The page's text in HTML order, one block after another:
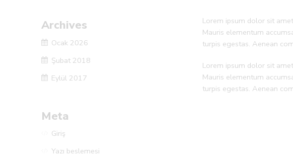
Lorem ipsum dolor sit
Mauris elementum
turpis egestas. Aenean
Lorem ipsum dolor sit
Mauris elementum
turpis egestas. Aenean
Archives
Ocak 2026
Şubat 2018
Eylül 2017
Meta
Giriş
Yazı beslemesi